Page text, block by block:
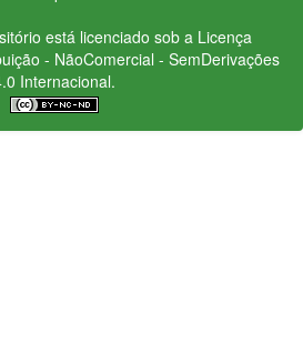
está licenciado sob a Licença
- NãoComercial - SemDerivações
Internacional.